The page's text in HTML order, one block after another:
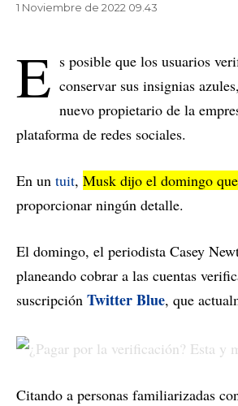
1 Noviembre de 2022 09.43
E s posible que los usuarios
conservar sus insignias
nuevo propietario de la
plataforma de redes sociales.
En un tuit, Musk dijo el domingo
proporcionar ningún detalle.
El domingo, el periodista Casey
planeando cobrar a las cuentas
suscripción Twitter Blue, que
Citando a personas familiarizadas